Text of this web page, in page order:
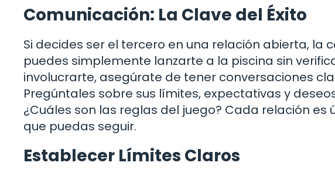
Comunicación: La Clave del Éxito
Si decides ser el tercero en una relación abierta, la
puedes simplemente lanzarte a la piscina sin
involucrarte, asegúrate de tener conversaciones
Pregúntales sobre sus límites, expectativas y
¿Cuáles son las reglas del juego? Cada relación es
que puedas seguir.
Establecer Límites Claros